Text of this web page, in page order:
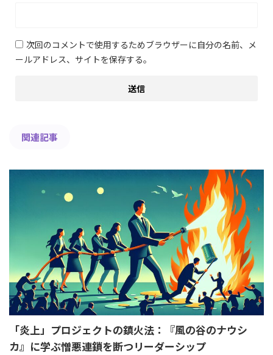
次回のコメントで使用するためブラウザーに自分の名前、メ
ールアドレス、サイトを保存する。
関連記事
「炎上」プロジェクトの鎮火法：『風の谷のナウシ
カ』に学ぶ憎悪連鎖を断つリーダーシップ